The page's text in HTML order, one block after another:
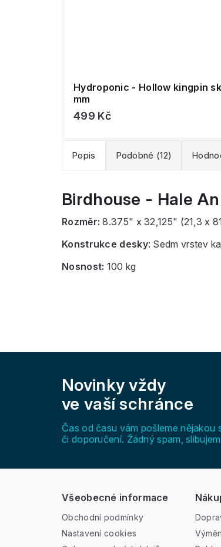
Hydroponic - Hollow kingpin
mm
499 Kč
Popis Podobné (12)
Birdhouse - Hale
Rozměr: 8.375" x 32,125" (21,3 x
Konstrukce desky: Sedm vrstev
Nosnost: 100 kg
Novinky vždy
ve vaší schránce
Čas od času vám pošleme nějakou
či doporučení. Žádný spam,
Všeobecné informace
Obchodní podmínky
Nastavení cookies